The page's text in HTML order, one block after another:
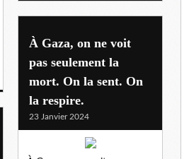
À Gaza, on ne voit
pas seulement la
mort. On la sent. On
la respire.
23 Janvier 2024